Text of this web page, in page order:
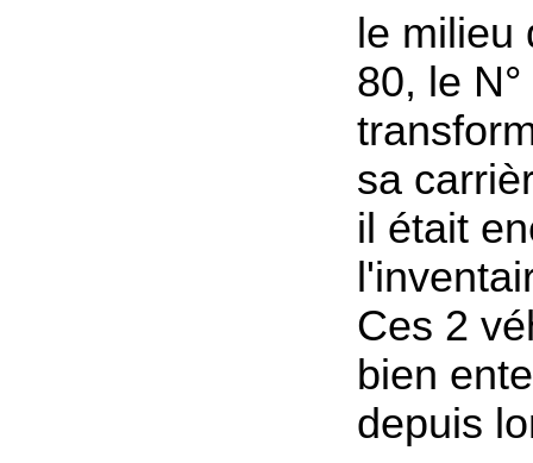
le milieu
80, le
sa
il était
Ces 2
bien
depuis